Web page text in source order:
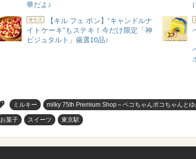
華だよ♪
食生活
【キル フェ ボン】“キャンドルナ
イトケーキ”もステキ！今だけ限定「神
ビジュタルト」厳選10品♪
ミルキー milky 75th Premium Shop～ペコちゃんポコちゃんと
お菓子 スイーツ 東京駅